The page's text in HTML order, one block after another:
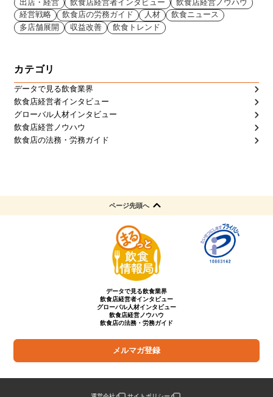
出店・経営 飲食店経営者インタビュー
飲食店経営ノウハウ
経営戦略
飲食店の労務ガイド 人材
飲食ニュース
多店舗展開
収益改善 飲食トレンド
カテゴリ
データで見る飲食業界
飲食店経営者インタビュー
グローバル人材インタビュー
飲食店経営ノウハウ
飲食店の法務・労務ガイド
ページ先頭へ
データで見る飲食業界
飲食店経営者インタビュー
グローバル人材インタビュー
飲食店経営ノウハウ
飲食店の法務・労務ガイド
メルマガ登録